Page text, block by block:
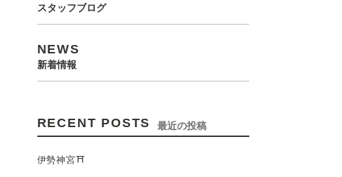
スタッフブログ
NEWS
新着情報
RECENT POSTS 最近の投稿
伊勢神宮⛩️